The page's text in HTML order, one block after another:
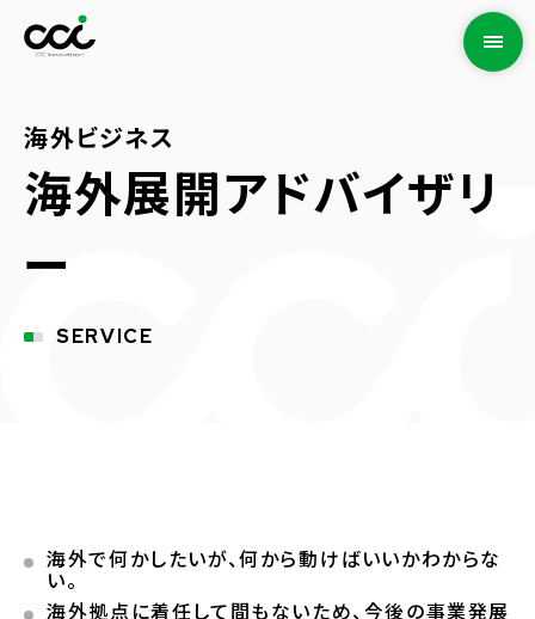
海外ビジネス
海外展開アドバイザリ
ー
SERVICE
海外で何かしたいが、何から動けばいいかわからな
い。
海外拠点に着任して間もないため、今後の事業発展